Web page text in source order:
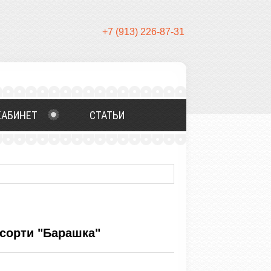
+7 (913) 226-87-31
СТАТЬИ
"Барашка"